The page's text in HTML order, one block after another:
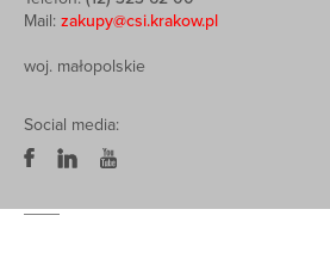
Mail: zakupy@csi.krakow.pl
woj. małopolskie
Social media: